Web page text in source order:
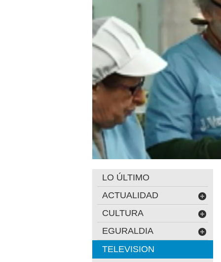
LO ÚLTIMO
ACTUALIDAD
CULTURA
EGURALDIA
TELEVISION